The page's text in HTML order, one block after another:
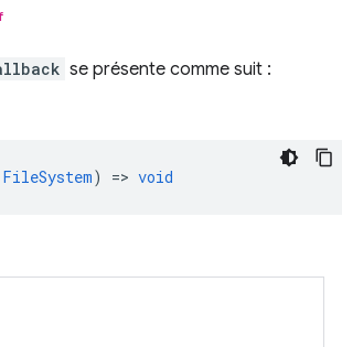
se présente comme suit :
FileSystem) => void